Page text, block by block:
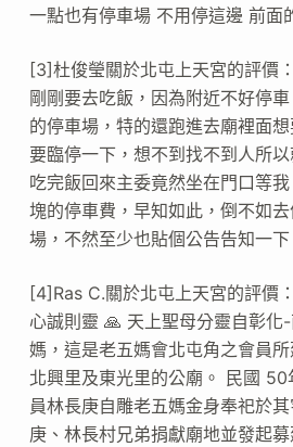
一點也有停車場 不用停這邊 前面
[3]杜俊瑩關於北屯上天宮的評價：
剛剛要去吃飯，因為附近不好停
的停車場，特的還跑進去廟裡面
要臨停一下，想不到找不到人所
吃完飯回來主委竟然坐在門口等
塊的停車費，早知如此，倒不如
場，不然至少也貼個公告告知一下
[4]Ras C.關於北屯上天宮的評價：
心誠則靈 🙏 天上聖母分靈自彰化
媽，這是老五媽會北屯角之會員
北興里及東光里的公廟。 民國
員林長庚自雕老五媽金身奉祀於
庚、林長村兄弟捐獻廟地並發起